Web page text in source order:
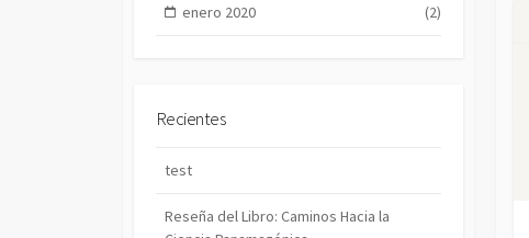
enero 2020 (2)
Recientes
test
Reseña del Libro: Caminos Hacia la